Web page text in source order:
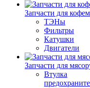
Запчасти для
ТЭНы
Фильтры
Катушки
Двигатели
Запчасти для
Втулка